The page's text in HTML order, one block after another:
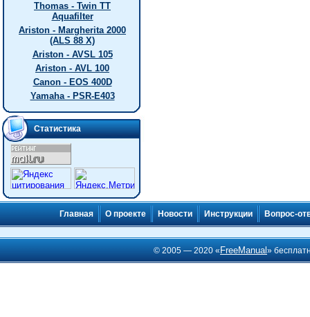
Thomas - Twin TT
Aquafilter
Ariston - Margherita 2000
(ALS 88 X)
Ariston - AVSL 105
Ariston - AVL 100
Canon - EOS 400D
Yamaha - PSR-E403
Статистика
Главная О проекте Новости Инструкции Вопрос-
© 2005 — 2020 « FreeManual»